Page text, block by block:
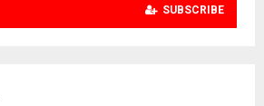
SUBSCRIBE